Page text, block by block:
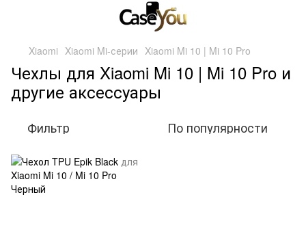
Xiaomi Xiaomi Mi-серии Xiaomi Mi 10 | Mi 10 Pro
Чехлы для Xiaomi Mi 10 | Mi 10 Pro и
другие аксессуары
Фильтр По популярности